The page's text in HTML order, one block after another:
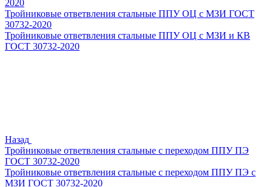
2020
Тройниковые ответвления стальные ППУ ОЦ с МЗИ ГОСТ
30732-2020
Тройниковые ответвления стальные ППУ ОЦ с МЗИ и КВ
ГОСТ 30732-2020
Назад
Тройниковые ответвления стальные с переходом ППУ ПЭ
ГОСТ 30732-2020
Тройниковые ответвления стальные с переходом ППУ ПЭ с
МЗИ ГОСТ 30732-2020